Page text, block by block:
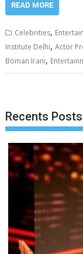
READ MORE
Celebrities,
Institute Delhi,Actor
Boman Irani,
Recents Posts